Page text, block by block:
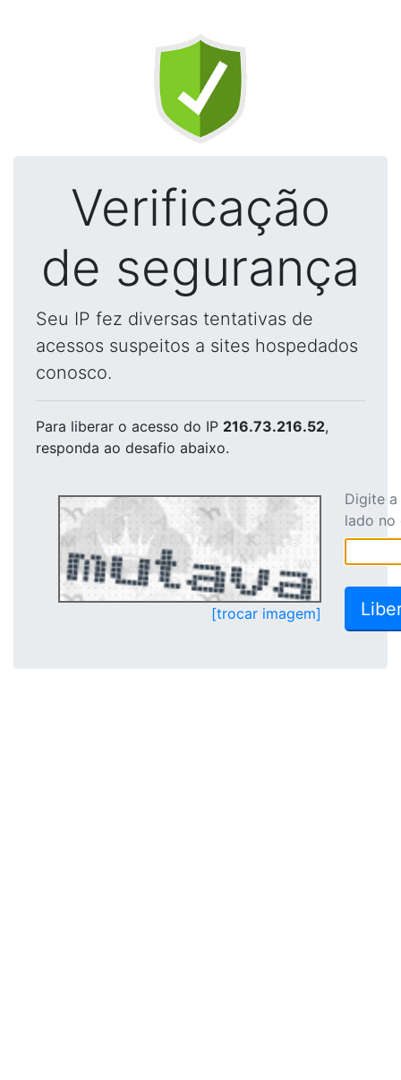
Verificação
de segurança
Seu IP fez diversas tentativas de
acessos suspeitos a sites hospedados
conosco.
Para liberar o acesso do IP 216.73.216.52,
responda ao desafio abaixo.
[trocar imagem]
Digite
lado no